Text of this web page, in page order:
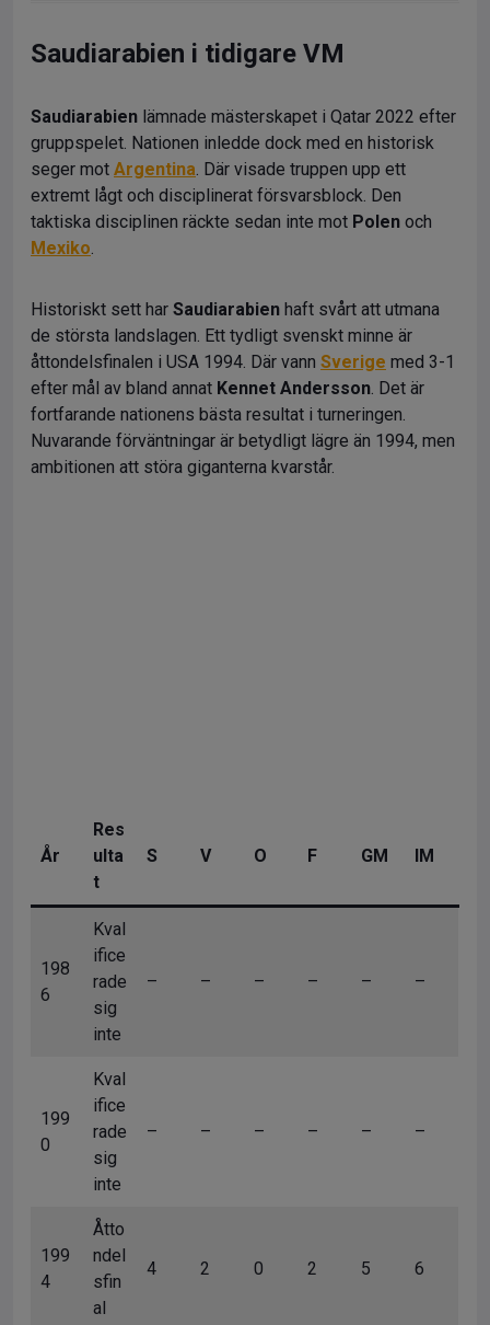
Saudiarabien i tidigare VM
Saudiarabien lämnade mästerskapet i Qatar 2022 efter
gruppspelet. Nationen inledde dock med en historisk
seger mot Argentina. Där visade truppen upp ett
extremt lågt och disciplinerat försvarsblock. Den
taktiska disciplinen räckte sedan inte mot Polen och
Mexiko.
Historiskt sett har Saudiarabien haft svårt att utmana
de största landslagen. Ett tydligt svenskt minne är
åttondelsfinalen i USA 1994. Där vann Sverige med 3-1
efter mål av bland annat Kennet Andersson. Det är
fortfarande nationens bästa resultat i turneringen.
Nuvarande förväntningar är betydligt lägre än 1994, men
ambitionen att störa giganterna kvarstår.
År
Res
ulta
t
S V O F GM IM
198
6
Kval
ifice
rade
sig
inte
– – – – – –
199
0
Kval
ifice
rade
sig
inte
– – – – – –
199
4
Åtto
ndel
sfin
al
4 2 0 2 5 6